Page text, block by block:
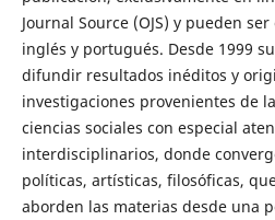
Journal Source (OJS) y pueden
inglés y portugués. Desde 1999
difundir resultados inéditos y
investigaciones provenientes de
ciencias sociales con especial
interdisciplinarios, donde
políticas, artísticas, filosóficas,
aborden las materias desde una